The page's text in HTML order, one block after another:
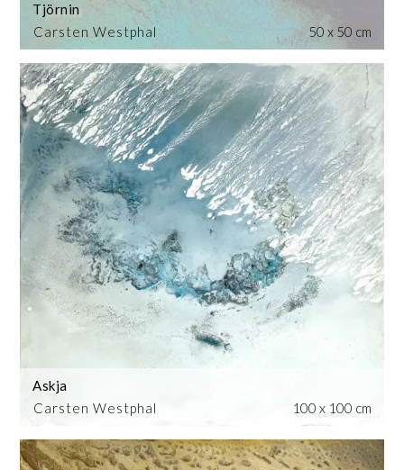
Carsten Westphal
Tjörnin
50 x 50 cm
Carsten Westphal
Askja
100 x 100 cm